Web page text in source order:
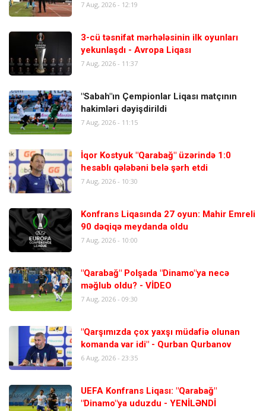
7 Aug, 2026 - 12:19
3-cü təsnifat mərhələsinin ilk oyunları
yekunlaşdı - Avropa Liqası
7 Aug, 2026 - 11:37
"Sabah"ın Çempionlar Liqası matçının
hakimləri dəyişdirildi
7 Aug, 2026 - 11:15
İqor Kostyuk "Qarabağ" üzərində 1:0
hesablı qələbəni belə şərh etdi
7 Aug, 2026 - 10:30
Konfrans Liqasında 27 oyun: Mahir Emreli
90 dəqiqə meydanda oldu
7 Aug, 2026 - 10:00
"Qarabağ" Polşada "Dinamo"ya necə
məğlub oldu? - VİDEO
7 Aug, 2026 - 09:30
"Qarşımızda çox yaxşı müdafiə olunan
komanda var idi" - Qurban Qurbanov
6 Aug, 2026 - 23:35
UEFA Konfrans Liqası: "Qarabağ"
"Dinamo"ya uduzdu - YENİLƏNDİ